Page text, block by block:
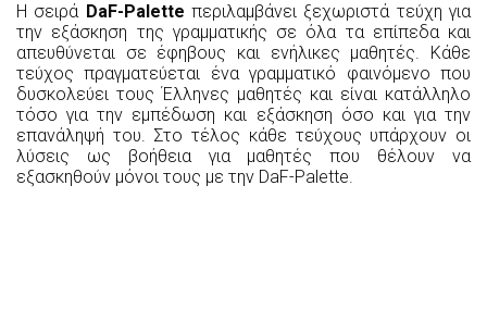
Η σειρά DaF-Palette περιλαμβάνει ξεχωριστά τεύχη για
την εξάσκηση της γραμματικής σε όλα τα επίπεδα και
απευθύνεται σε έφηβους και ενήλικες μαθητές. Κάθε
τεύχος πραγματεύεται ένα γραμματικό φαινόμενο που
δυσκολεύει τους Έλληνες μαθητές και είναι κατάλληλο
τόσο για την εμπέδωση και εξάσκηση όσο και για την
επανάληψή του. Στο τέλος κάθε τεύχους υπάρχουν οι
λύσεις ως βοήθεια για μαθητές που θέλουν να
εξασκηθούν μόνοι τους με την DaF-Palette.